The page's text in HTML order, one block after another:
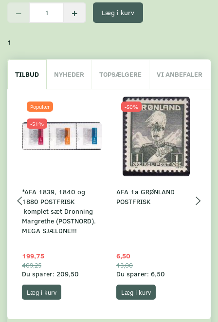
Læg i kurv
1
TILBUD NYHEDER TOPSÆLGERE VI ANBEFALER
Populær
-51%
*AFA 1839, 1840 og
1880 POSTFRISK
komplet sæt Dronning
Margrethe (POSTNORD).
MEGA SJÆLDNE!!!
199,75
409,25
Du sparer: 209,50
Læg i kurv
-50%
AFA 1a GRØNLAND
POSTFRISK
6,50
13,00
Du sparer: 6,50
Læg i kurv